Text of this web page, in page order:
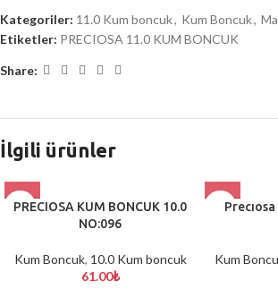
Kategoriler: 11.0 Kum boncuk, Kum Boncuk,
Etiketler: PRECIOSA 11.0 KUM BONCUK
Share:
İlgili ürünler
PRECIOSA KUM BONCUK 10.0
NO:096
Kum Boncuk, 10.0 Kum boncuk
61.00₺
Kum